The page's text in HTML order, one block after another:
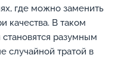
где можно заменить
качества. В таком
разумным
случайной тратой в